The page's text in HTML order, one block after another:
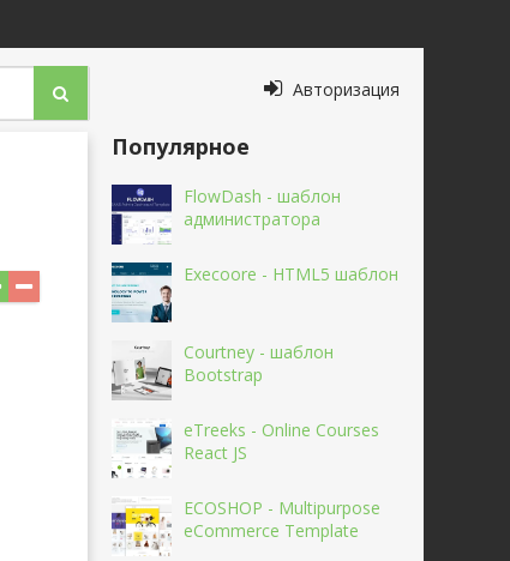
Авторизация
Популярное
FlowDash - шаблон
администратора
Execoore - HTML5 шаблон
Courtney - шаблон
Bootstrap
eTreeks - Online Courses
React JS
ECOSHOP - Multipurpose
eCommerce Template